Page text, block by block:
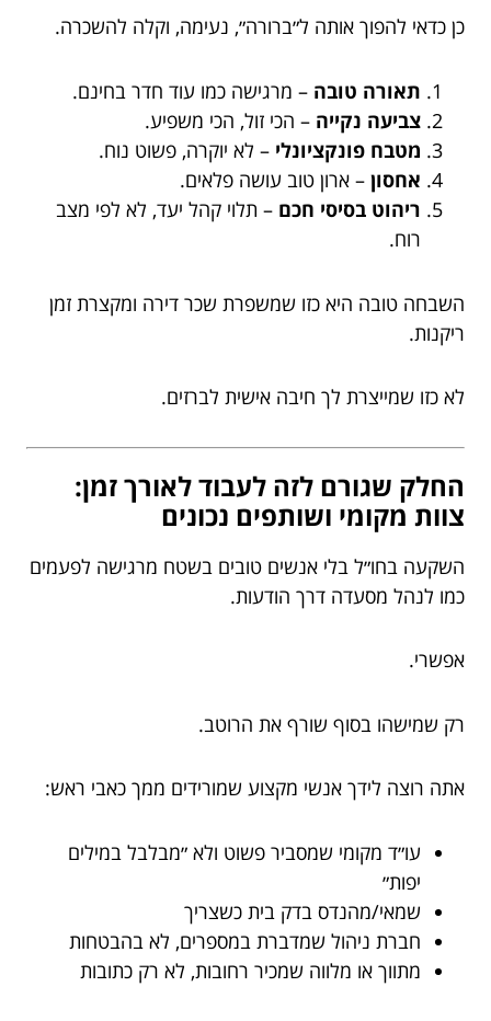
כן כדאי להפוך אותה ל״ברורה״, נעימה, וקלה להשכרה.
תאורה טובה – מרגישה כמו עוד חדר בחינם.
צביעה נקייה – הכי זול, הכי משפיע.
מטבח פונקציונלי – לא יוקרה, פשוט נוח.
אחסון – ארון טוב עושה פלאים.
ריהוט בסיסי חכם – תלוי קהל יעד, לא לפי מצב
רוח.
השבחה טובה היא כזו שמשפרת שכר דירה ומקצרת זמן
ריקנות.
לא כזו שמייצרת לך חיבה אישית לברזים.
החלק שגורם לזה לעבוד לאורך זמן:
צוות מקומי ושותפים נכונים
השקעה בחו״ל בלי אנשים טובים בשטח מרגישה לפעמים
כמו לנהל מסעדה דרך הודעות.
אפשרי.
רק שמישהו בסוף שורף את הרוטב.
אתה רוצה לידך אנשי מקצוע שמורידים ממך כאבי ראש:
עו״ד מקומי שמסביר פשוט ולא ״מבלבל במילים
יפות״
שמאי/מהנדס בדק בית כשצריך
חברת ניהול שמדברת במספרים, לא בהבטחות
מתווך או מלווה שמכיר רחובות, לא רק כתובות